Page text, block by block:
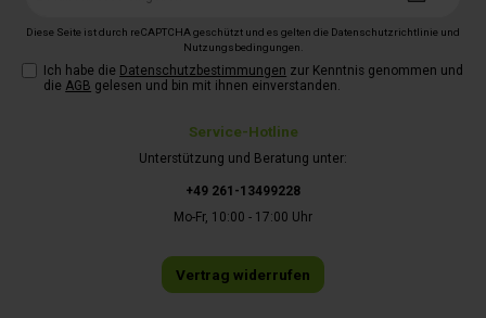
Service-Hotline
Unterstützung und Beratung unter:
+49 261-13499228
Mo-Fr, 10:00 - 17:00 Uhr
Vertrag widerrufen
Diese Seite ist durch reCAPTCHA geschützt und es gelten die Datenschutzrichtlinie und
Nutzungsbedingungen.
Ich habe die Datenschutzbestimmungen zur Kenntnis genommen und
die AGB gelesen und bin mit ihnen einverstanden.